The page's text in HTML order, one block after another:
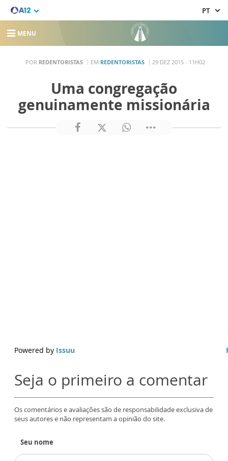
PT
MENU
POR REDENTORISTAS EM REDENTORISTAS 29 DEZ 2015 - 11H02
Uma congregação
genuinamente missionária
Powered by Issuu
Seja o primeiro a comentar
Os comentários e avaliações são de responsabilidade exclusiva de
seus autores e não representam a opinião do site.
Seu nome